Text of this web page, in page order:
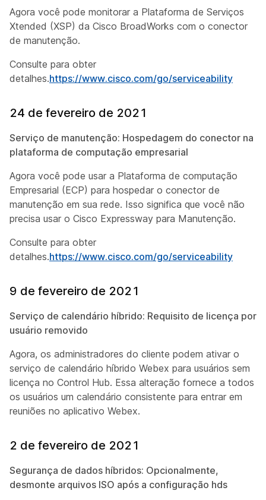
Agora você pode monitorar a Plataforma de Serviços
Xtended (XSP) da Cisco BroadWorks com o conector
de manutenção.
Consulte para obter
detalhes.https://www.cisco.com/go/serviceability
24 de fevereiro de 2021
Serviço de manutenção: Hospedagem do conector na
plataforma de computação empresarial
Agora você pode usar a Plataforma de computação
Empresarial (ECP) para hospedar o conector de
manutenção em sua rede. Isso significa que você não
precisa usar o Cisco Expressway para Manutenção.
Consulte para obter
detalhes.https://www.cisco.com/go/serviceability
9 de fevereiro de 2021
Serviço de calendário híbrido: Requisito de licença por
usuário removido
Agora, os administradores do cliente podem ativar o
serviço de calendário híbrido Webex para usuários sem
licença no Control Hub. Essa alteração fornece a todos
os usuários um calendário consistente para entrar em
reuniões no aplicativo Webex.
2 de fevereiro de 2021
Segurança de dados híbridos: Opcionalmente,
desmonte arquivos ISO após a configuração hds